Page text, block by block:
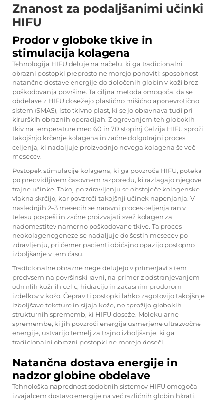
Znanost za podaljšanimi učinki
HIFU
Prodor v globoke tkive in
stimulacija kolagena
Tehnologija HIFU deluje na načelu, ki ga tradicionalni
obrazni postopki preprosto ne morejo ponoviti: sposobnost
natančne dostave energije do določenih globin v koži brez
poškodovanja površine. Ta ciljna metoda omogoča, da se
obdelave z HIFU dosežejo plastično mišično aponevrotično
sistem (SMAS), isto tkivno plast, ki se jo obravnava tudi pri
kirurških obraznih operacijah. Z ogrevanjem teh globokih
tkiv na temperature med 60 in 70 stopinj Celzija HIFU sproži
takojšnjo krčenje kolagena in začne dolgotrajni proces
celjenja, ki nadaljuje proizvodnjo novega kolagena še več
mesecev.
Postopek stimulacije kolagena, ki ga povzroča HIFU, poteka
po predvidljivem časovnem razporedu, ki razlagajo njegove
trajne učinke. Takoj po zdravljenju se obstoječe kolagenske
vlakna skrčijo, kar povzroči takojšnji učinek napenjanja. V
naslednjih 2–3 mesecih se naravni proces celjenja ran v
telesu pospeši in začne proizvajati svež kolagen za
nadomestitev namerno poškodovane tkive. Ta proces
neokolagenogeneze se nadaljuje do šestih mesecev po
zdravljenju, pri čemer pacienti običajno opazijo postopno
izboljšanje v tem času.
Tradicionalne obrazne nege delujejo v primerjavi s tem
predvsem na površinski ravni, na primer z odstranjevanjem
odmrlih kožnih celic, hidracijo in začasnim prodorom
izdelkov v kožo. Čeprav ti postopki lahko zagotovijo takojšnje
izboljšave teksture in sijaja kože, ne sprožijo globokih
strukturnih sprememb, ki HIFU doseže. Molekularne
spremembe, ki jih povzroči energija usmerjene ultrazvočne
energije, ustvarijo temelj za trajno izboljšanje, ki ga
tradicionalni obrazni postopki ne morejo doseči.
Natančna dostava energije in
nadzor globine obdelave
Tehnološka naprednost sodobnih sistemov HIFU omogoča
izvajalcem dostavo energije na več različnih globin hkrati,